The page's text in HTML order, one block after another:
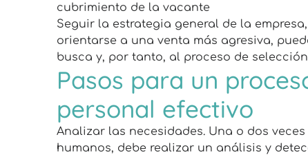
cubrimiento de la vacante
Seguir la estrategia general de la
orientarse a una venta más agresiva,
busca y, por tanto, al proceso de
Pasos para un
personal efectivo
Analizar las necesidades. Una o dos
humanos, debe realizar un análisis y